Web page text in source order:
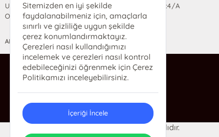
Uzun Sokak Saray Çarşısı Lara Sineması Girişi No:4/A
Ortahisar/TRABZON
ANASAYFA YARDIM İLETİŞİM
ra@rakitap.com
0(462) 326 49 71
© 2024 Ra Kitabevi. Her hakkı saklıdır.
Sitemizden en iyi şekilde
faydalanabilmeniz için, amaçlarla
sınırlı ve gizliliğe uygun şekilde
çerez konumlandırmaktayız.
Çerezleri nasıl kullandığımızı
incelemek ve çerezleri nasıl kontrol
edebileceğinizi öğrenmek için Çerez
Politikamızı inceleyebilirsiniz.
İçeriği İncele